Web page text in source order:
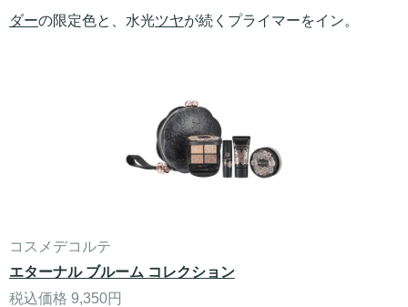
ダーの限定色と、水光ツヤが続くプライマーをイン。
コスメデコルテ
エターナル ブルーム コレクション
税込価格 9,350円